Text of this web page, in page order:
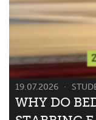
19.07.2026
WHY DO